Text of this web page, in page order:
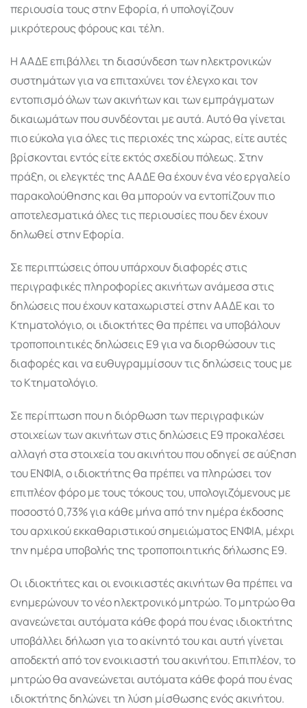
περιουσία τους στην Εφορία, ή υπολογίζουν
μικρότερους φόρους και τέλη.
Η ΑΑΔΕ επιβάλλει τη διασύνδεση των ηλεκτρονικών
συστημάτων για να επιταχύνει τον έλεγχο και τον
εντοπισμό όλων των ακινήτων και των εμπράγματων
δικαιωμάτων που συνδέονται με αυτά. Αυτό θα γίνεται
πιο εύκολα για όλες τις περιοχές της χώρας, είτε αυτές
βρίσκονται εντός είτε εκτός σχεδίου πόλεως. Στην
πράξη, οι ελεγκτές της ΑΑΔΕ θα έχουν ένα νέο εργαλείο
παρακολούθησης και θα μπορούν να εντοπίζουν πιο
αποτελεσματικά όλες τις περιουσίες που δεν έχουν
δηλωθεί στην Εφορία.
Σε περιπτώσεις όπου υπάρχουν διαφορές στις
περιγραφικές πληροφορίες ακινήτων ανάμεσα στις
δηλώσεις που έχουν καταχωριστεί στην ΑΑΔΕ και το
Κτηματολόγιο, οι ιδιοκτήτες θα πρέπει να υποβάλουν
τροποποιητικές δηλώσεις Ε9 για να διορθώσουν τις
διαφορές και να ευθυγραμμίσουν τις δηλώσεις τους με
το Κτηματολόγιο.
Σε περίπτωση που η διόρθωση των περιγραφικών
στοιχείων των ακινήτων στις δηλώσεις Ε9 προκαλέσει
αλλαγή στα στοιχεία του ακινήτου που οδηγεί σε αύξηση
του ΕΝΦΙΑ, ο ιδιοκτήτης θα πρέπει να πληρώσει τον
επιπλέον φόρο με τους τόκους του, υπολογιζόμενους με
ποσοστό 0,73% για κάθε μήνα από την ημέρα έκδοσης
του αρχικού εκκαθαριστικού σημειώματος ΕΝΦΙΑ, μέχρι
την ημέρα υποβολής της τροποποιητικής δήλωσης Ε9.
Οι ιδιοκτήτες και οι ενοικιαστές ακινήτων θα πρέπει να
ενημερώνουν το νέο ηλεκτρονικό μητρώο. Το μητρώο θα
ανανεώνεται αυτόματα κάθε φορά που ένας ιδιοκτήτης
υποβάλλει δήλωση για το ακίνητό του και αυτή γίνεται
αποδεκτή από τον ενοικιαστή του ακινήτου. Επιπλέον, το
μητρώο θα ανανεώνεται αυτόματα κάθε φορά που ένας
ιδιοκτήτης δηλώνει τη λύση μίσθωσης ενός ακινήτου.